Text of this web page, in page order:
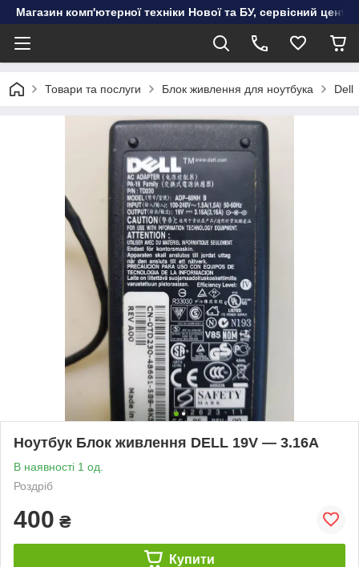
Магазин комп'ютерної техніки Нової та БУ, сервісний центр
Товари та послуги Блок живлення для ноутбука Dell
Ноутбук Блок живлення DELL 19V — 3.16A
В наявності 1 од.
Роздріб
400 ₴
Купити